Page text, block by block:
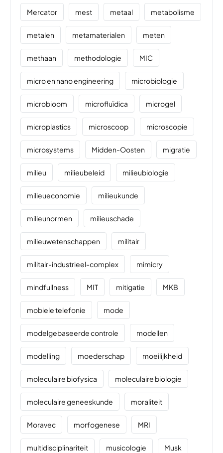
Mercator mest metaal metabolisme
metalen metamaterialen meten
methaan methodologie MIC
micro en nano engineering microbiologie
microbioom microfluïdica microgel
microplastics microscoop microscopie
microsystems Midden-Oosten migratie
milieu milieubeleid milieubiologie
milieueconomie milieukunde
milieunormen milieuschade
milieuwetenschappen militair
militair-industrieel-complex mimicry
mindfullness MIT mitigatie MKB
mobiele telefonie mode
modelgebaseerde controle modellen
modelling moederschap moeilijkheid
moleculaire biofysica moleculaire biologie
moleculaire geneeskunde moraliteit
Moravec morfogenese MRI
multidisciplinariteit musicologie Musk